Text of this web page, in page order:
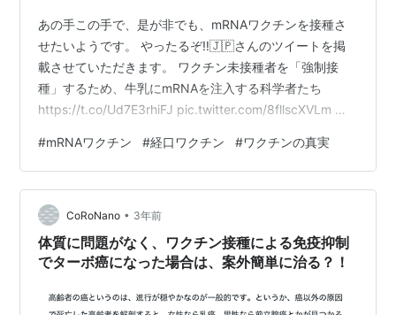
あの手この手で、是が非でも、mRNAワクチンを接種さ
せたいようです。 やったるぞ‼️🇯🇵さんのツイートを掲
載させていただきます。 ワクチン未接種者を「強制接
種」するため、牛乳にmRNAを注入する科学者たち
https://t.co/Ud7E3rhiFJ pic.twitter.com/8fllscXVLm —
南雲 香織さんのツイートを掲載させていただきます。 ワ
クチンを直接接種することを諦めて、ワクチンを食品に
組み込む作戦に変更。米国のいくつかの州で今月から豚
と牛にmRNAワクチンを使用することを確約。WH…
#mRNAワクチン #経口ワクチン #ワクチンの真実
CoRoNano • 3年前
体質に問題がなく、ワクチン接種による免疫抑制
でターボ癌になった場合は、案外簡単に治る？！